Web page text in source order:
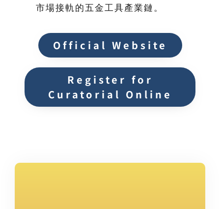
市場接軌的五金工具產業鏈。
Official Website
Register for
Curatorial Online